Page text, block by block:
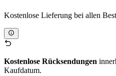
Kostenlose Lieferung bei allen
Kostenlose Rücksendungen
Kaufdatum.